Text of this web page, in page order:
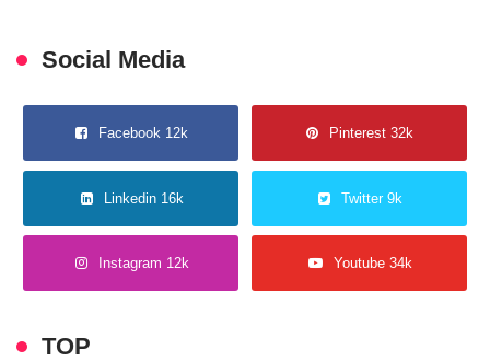
Social Media
Facebook 12k Pinterest 32k
Linkedin 16k Twitter 9k
Instagram 12k Youtube 34k
TOP